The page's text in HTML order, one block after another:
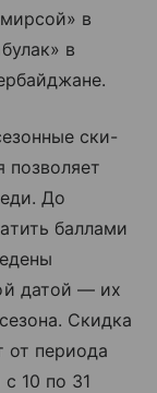
в
в
ски-
позволяет
До
баллами
датой — их
Скидка
от периода
10 по 31